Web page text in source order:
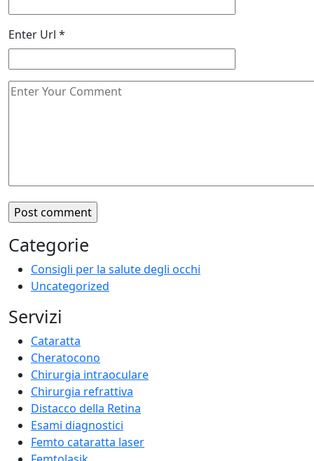
Enter Url *
Categorie
Consigli per la salute degli occhi
Uncategorized
Servizi
Cataratta
Cheratocono
Chirurgia intraoculare
Chirurgia refrattiva
Distacco della Retina
Esami diagnostici
Femto cataratta laser